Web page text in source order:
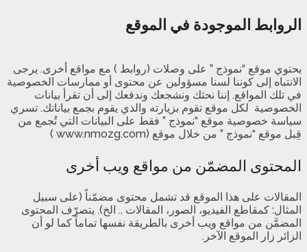
الروابط الموجودة في الموقع
يحتوي موقع “نموذج ” على وصلات (روابط ) مع مواقع أخرى. يرجى
الانتباه إلى كوننا لسنا مسؤولين عن محتوى أو ممارسات الخصوصية
في تلك المواقع. إننا نحثك ونشجعك وندفعك إلى أن تقرأ بيانات
الخصوصية لكل موقع تقوم بزيارته والذي يقوم بجمع بياناتك. تسري
سياسة خصوصية موقع “نموذج ” فقط على البيانات التي تُجمع من
قِبل موقع “نموذج ” من خلال موقع (www.nmozg.com )
المحتوى المضمّن من مواقع ويب أخرى
المقالات على هذا الموقع قد تشمل محتوى مضمّناً (على سبيل
المثال: كمقاطع الفيديو، الصور، المقالات .. الخ). يتصرّف المحتوى
المضمَّن من مواقع ويب أخرى بالطريقة نفسها تماماً كما لو أن
الزائر زار الموقع الآخر.